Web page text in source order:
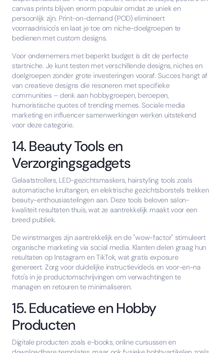
canvas prints blijven enorm populair omdat ze uniek en
persoonlijk zijn. Print-on-demand (POD) elimineert
voorraadrisico's en laat je toe om niche-doelgroepen te
bedienen met custom designs.
Voor ondernemers met beperkt budget is dit de perfecte
startniche. Je kunt testen met verschillende designs, niches en
doelgroepen zonder grote investeringen vooraf. Succes hangt af
van creatieve designs die resoneren met specifieke
communities – denk aan hobbygroepen, beroepen,
humoristische quotes of trending memes. Sociale media
marketing en influencer samenwerkingen werken uitstekend
voor deze categorie.
14. Beauty Tools en
Verzorgingsgadgets
Gelaatstrollers, LED-gezichtsmaskers, hairstyling tools zoals
automatische krultangen, en elektrische gezichtsborstels trekken
beauty-enthousiastelingen aan. Deze tools beloven salon-
kwaliteit resultaten thuis, wat ze aantrekkelijk maakt voor een
breed publiek.
De winstmarges zijn aantrekkelijk en de "wow-factor" stimuleert
organische marketing via social media. Klanten delen graag hun
resultaten op Instagram en TikTok, wat gratis exposure
genereert. Zorg voor duidelijke instructievideo's en voor-en-na
foto's in je productomschrijvingen om verwachtingen te
managen en retouren te minimaliseren.
15. Educatieve en Hobby
Producten
Digitale producten zoals e-books, online cursussen en